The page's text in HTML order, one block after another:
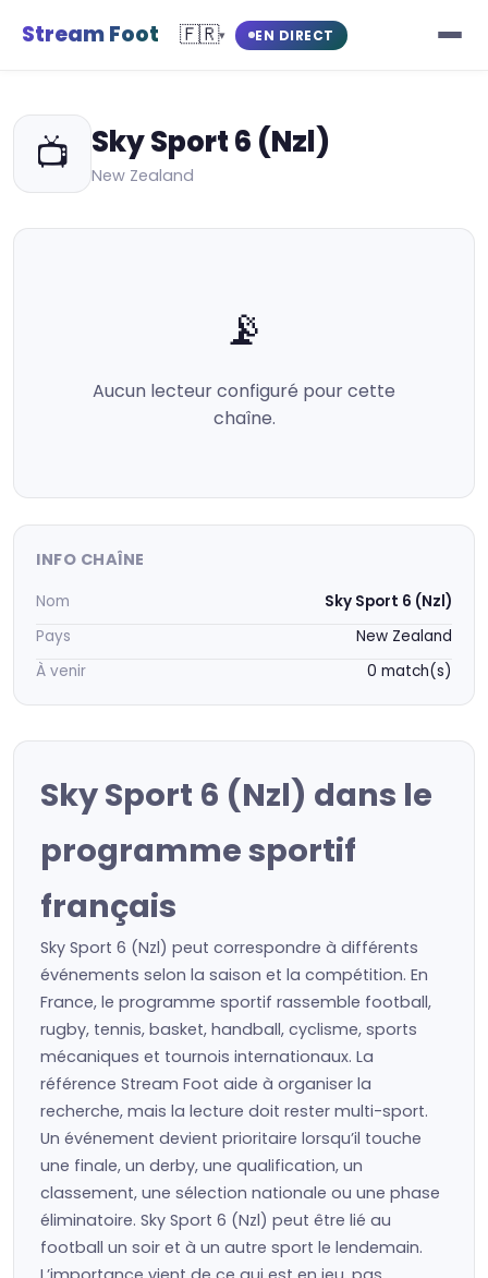
Stream Foot 🇫🇷▾ EN DIRECT
📺 Sky Sport 6 (Nzl)
New Zealand
📡
Aucun lecteur configuré pour cette
chaîne.
INFO CHAÎNE
Nom
Sky Sport 6 (Nzl)
Pays
New Zealand
À venir
0 match(s)
Sky Sport 6 (Nzl) dans le
programme sportif
français
Sky Sport 6 (Nzl) peut correspondre à différents
événements selon la saison et la compétition. En
France, le programme sportif rassemble football,
rugby, tennis, basket, handball, cyclisme, sports
mécaniques et tournois internationaux. La
référence Stream Foot aide à organiser la
recherche, mais la lecture doit rester multi-sport.
Un événement devient prioritaire lorsqu’il touche
une finale, un derby, une qualification, un
classement, une sélection nationale ou une phase
éliminatoire. Sky Sport 6 (Nzl) peut être lié au
football un soir et à un autre sport le lendemain.